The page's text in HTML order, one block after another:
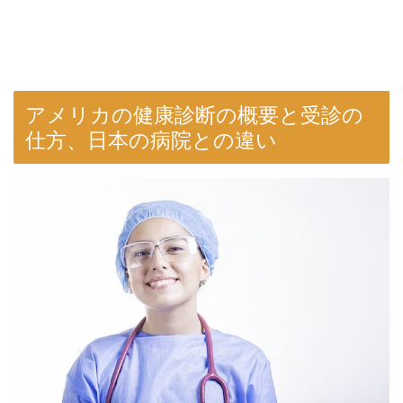
アメリカの健康診断の概要と受診の
仕方、日本の病院との違い